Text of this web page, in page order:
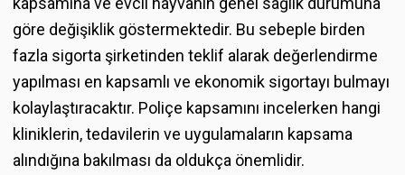
göre değişiklik göstermektedir. Bu sebeple birden
fazla sigorta şirketinden teklif alarak değerlendirme
yapılması en kapsamlı ve ekonomik sigortayı bulmayı
kolaylaştıracaktır. Poliçe kapsamını incelerken hangi
kliniklerin, tedavilerin ve uygulamaların kapsama
alındığına bakılması da oldukça önemlidir.